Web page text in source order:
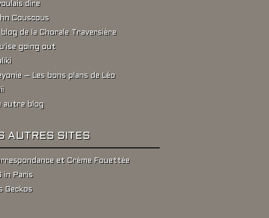
dire
Couscous
blog de la Chorale Traversière
going out
– Les bons plans de Léo
autre blog
AUTRES SITES
et Crème Fouettée
in Paris
Geckos